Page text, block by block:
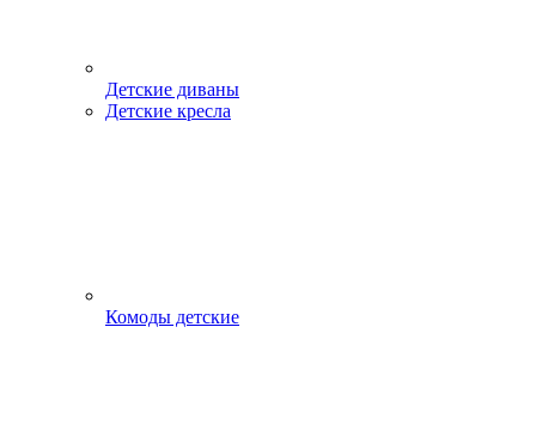
Детские диваны
Детские кресла
Комоды детские